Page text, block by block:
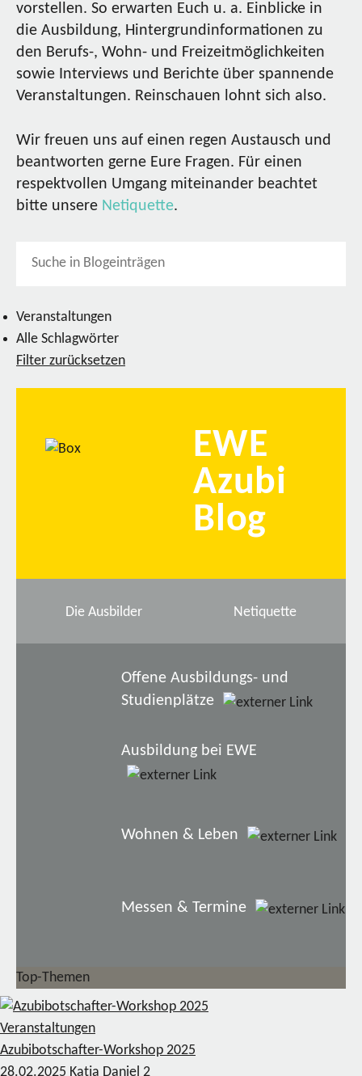
vorstellen. So erwarten Euch u. a. Einblicke in
die Ausbildung, Hintergrundinformationen zu
den Berufs-, Wohn- und Freizeitmöglichkeiten
sowie Interviews und Berichte über spannende
Veranstaltungen. Reinschauen lohnt sich also.
Wir freuen uns auf einen regen Austausch und
beantworten gerne Eure Fragen. Für einen
respektvollen Umgang miteinander beachtet
bitte unsere Netiquette.
Veranstaltungen
Alle Schlagwörter
Filter zurücksetzen
EWE
Azubi
Blog
Die Ausbilder Netiquette
Offene Ausbildungs- und
Studienplätze
Ausbildung bei EWE
Wohnen & Leben
Messen & Termine
Top-Themen
Veranstaltungen
Azubibotschafter-Workshop 2025
28.02.2025 Katja Daniel 2